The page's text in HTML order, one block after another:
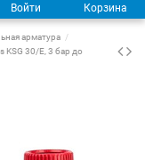
Войти Корзина
арматура
KSG 30/E, 3 бар до